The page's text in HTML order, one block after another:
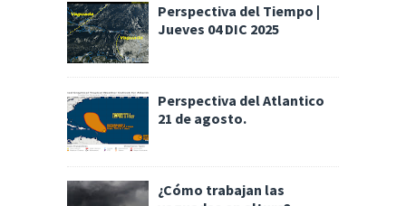
Perspectiva del Tiempo |
Jueves 04 DIC 2025
Perspectiva del Atlantico
21 de agosto.
¿Cómo trabajan las